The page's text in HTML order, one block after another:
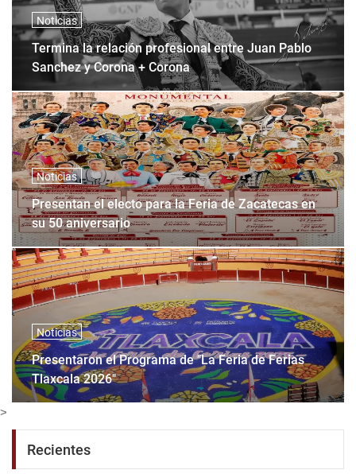
Noticias
Termina la relación profesional entre Juan Pablo
Sanchez y Corona + Corona
Noticias
Presentan el electo para la Feria de Zacatecas en
su 50 aniversario
Noticias
Presentaron el Programa de "La Feria de Ferias
Tlaxcala 2026"
>
Recientes